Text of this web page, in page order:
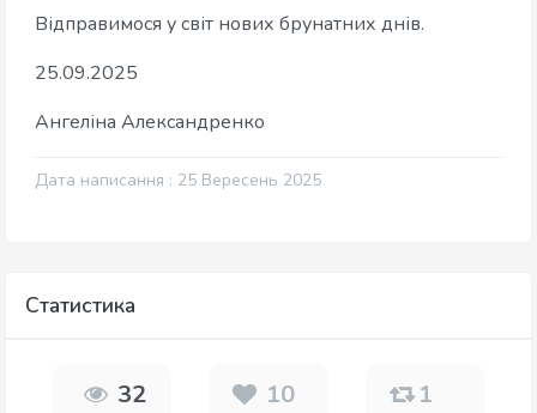
Відправимося у світ нових брунатних днів.
25.09.2025
Ангеліна Александренко
Дата написання : 25 Вересень 2025
Статистика
32 10 1